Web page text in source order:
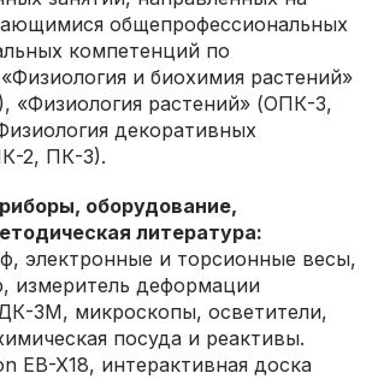
общепрофессиональных
компетенций по
и биохимия растений»
«Физиология растений» (ОПК-3,
декоративных
2, ПК-3).
оборудование,
литература:
электронные и торсионные весы,
измеритель деформации
3М, микроскопы, осветители,
посуда и реактивы.
EB-X18, интерактивная доска